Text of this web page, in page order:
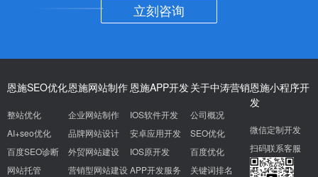
立刻咨询
恩施SEO优化
整站优化
AI+seo优化
百度SEO诊断
网站托管
恩施网站制作
企业网站制作
品牌网站设计
外贸网站建设
营销型网站建设
恩施APP开发
IOS软件开发
安卓应用开发
IOS原开发
APP开发服务
关于中涛营销
公司概况
SEO优化
百度优化
关键词排名
恩施小程序开
发
微信定制开发
扫码联系客服